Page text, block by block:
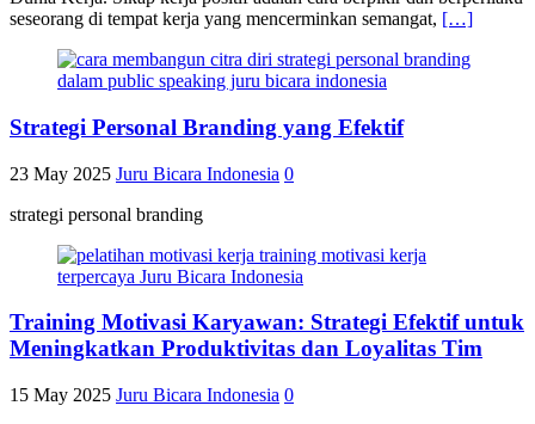
seseorang di tempat kerja yang mencerminkan semangat, […]
Strategi Personal Branding yang Efektif
23 May 2025 Juru Bicara Indonesia 0
strategi personal branding
Training Motivasi Karyawan: Strategi Efektif untuk
Meningkatkan Produktivitas dan Loyalitas Tim
15 May 2025 Juru Bicara Indonesia 0